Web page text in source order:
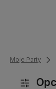
Moje Party